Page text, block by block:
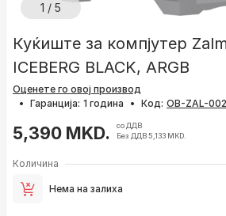
1 / 5
Куќиште за компјутер
ICEBERG BLACK, ARGB
Оценете го овој производ
• Гаранција: 1 година • Код:
5,390 MKD.
со ДДВ
Без ДДВ 5,133 MKD.
Количина
Нема на залиха